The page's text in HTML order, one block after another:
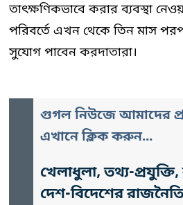
তাৎক্ষণিকভাবে করার ব্যবস্থা
পরিবর্তে এখন থেকে তিন মাস
সুযোগ পাবেন করদাতারা।
গুগল নিউজে আমাদের
এখানে ক্লিক করুন...
খেলাধুলা, তথ্য-
দেশ-বিদেশের